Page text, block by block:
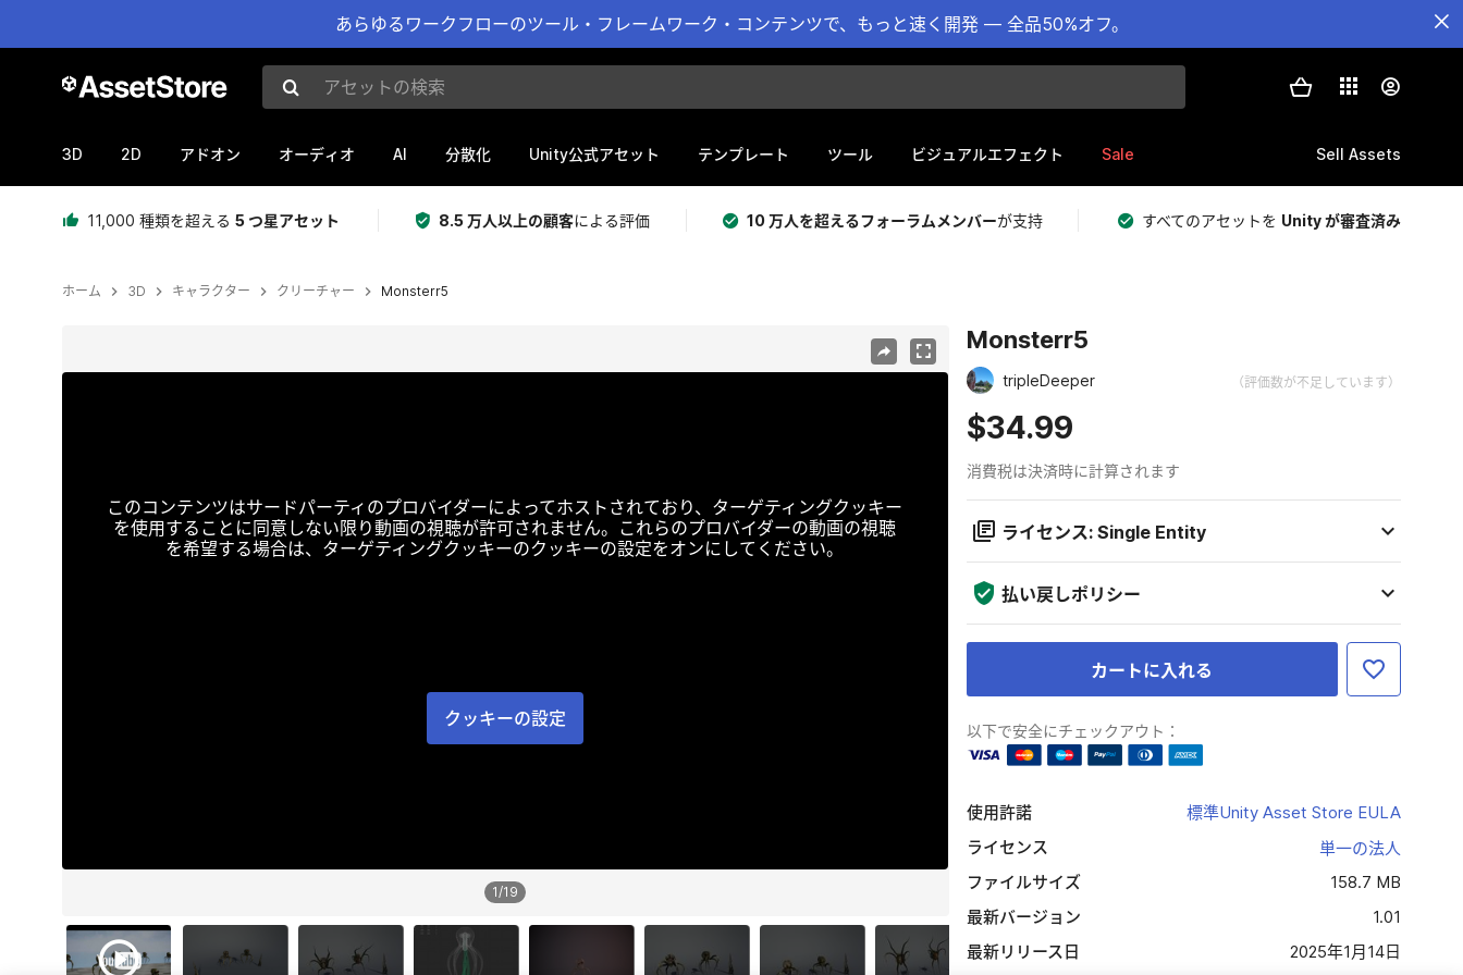
あらゆるワークフローのツール・フレームワーク・コンテンツで、もっと速く開発 — 全品50%オフ。
アセットの検索
3D 2D アドオン オーディオ AI 分散化 Unity公式アセット テンプレート ツール ビジュアルエフェクト Sale Sell Assets
11,000 種類を超える 5 つ星アセット 8.5 万人以上の顧客による評価 10 万人を超えるフォーラムメンバーが支持 すべてのアセットを Unity が審査済み
ホーム 3D キャラクター クリーチャー Monsterr5
このコンテンツはサードパーティのプロバイダーによってホストされており、ターゲティングクッキー
を使用することに同意しない限り動画の視聴が許可されません。これらのプロバイダーの動画の視聴
を希望する場合は、ターゲティングクッキーのクッキーの設定をオンにしてください。
クッキーの設定
1/19
Monsterr5
tripleDeeper （評価数が不足しています）
$34.99
消費税は決済時に計算されます
ライセンス: Single Entity
払い戻しポリシー
カートに入れる
以下で安全にチェックアウト：
使用許諾
標準Unity Asset Store EULA
ライセンス
単一の法人
ファイルサイズ
158.7 MB
最新バージョン
1.01
最新リリース日
2025年1月14日